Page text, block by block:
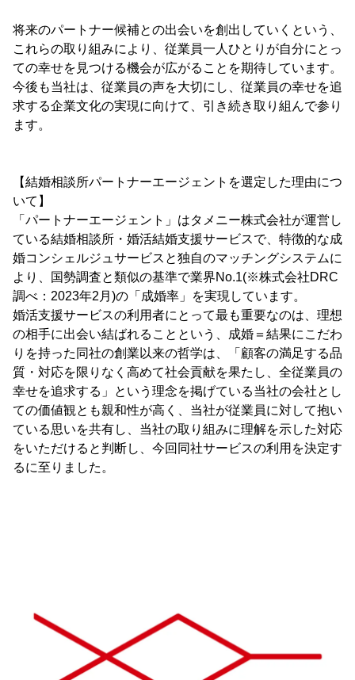
将来のパートナー候補との出会いを創出していくという、
これらの取り組みにより、従業員一人ひとりが自分にとっ
ての幸せを見つける機会が広がることを期待しています。
今後も当社は、従業員の声を大切にし、従業員の幸せを追
求する企業文化の実現に向けて、引き続き取り組んで参り
ます。
【結婚相談所パートナーエージェントを選定した理由につ
いて】
「パートナーエージェント」はタメニー株式会社が運営し
ている結婚相談所・婚活結婚支援サービスで、特徴的な成
婚コンシェルジュサービスと独自のマッチングシステムに
より、国勢調査と類似の基準で業界No.1(※株式会社DRC
調べ：2023年2月)の「成婚率」を実現しています。
婚活支援サービスの利用者にとって最も重要なのは、理想
の相手に出会い結ばれることという、成婚＝結果にこだわ
りを持った同社の創業以来の哲学は、「顧客の満足する品
質・対応を限りなく高めて社会貢献を果たし、全従業員の
幸せを追求する」という理念を掲げている当社の会社とし
ての価値観とも親和性が高く、当社が従業員に対して抱い
ている思いを共有し、当社の取り組みに理解を示した対応
をいただけると判断し、今回同社サービスの利用を決定す
るに至りました。